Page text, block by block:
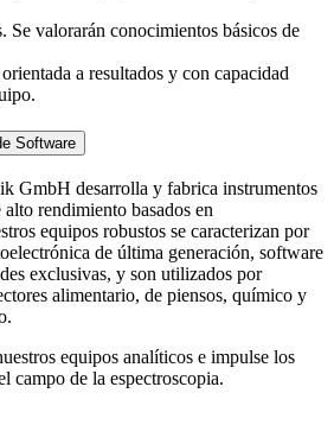
Se valorarán conocimientos básicos de
a resultados y con capacidad
Software
GmbH desarrolla y fabrica instrumentos
rendimiento basados en
equipos robustos se caracterizan por
de última generación, software
exclusivas, y son utilizados por
alimentario, de piensos, químico y
equipos analíticos e impulse los
campo de la espectroscopia.